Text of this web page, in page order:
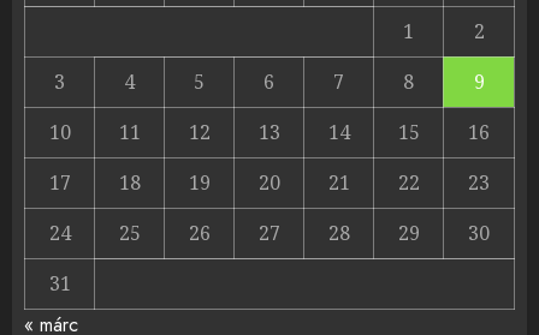
1
2
3
4 5 6 7 8
9
10
11 12 13 14 15
16
17
18 19 20 21 22
23
24
25 26 27 28 29
30
31
« márc